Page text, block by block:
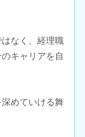
なく、経理職
キャリアを自
めていける舞